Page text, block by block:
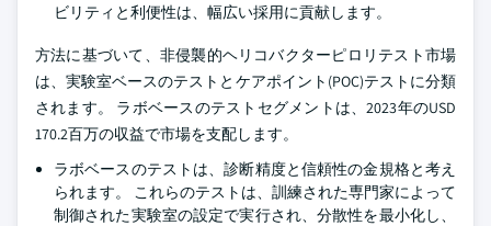
ビリティと利便性は、幅広い採用に貢献します。
方法に基づいて、非侵襲的ヘリコバクターピロリテスト市場
は、実験室ベースのテストとケアポイント(POC)テストに分類
されます。 ラボベースのテストセグメントは、2023年のUSD
170.2百万の収益で市場を支配します。
ラボベースのテストは、診断精度と信頼性の金規格と考え
られます。 これらのテストは、訓練された専門家によって
制御された実験室の設定で実行され、分散性を最小化し、